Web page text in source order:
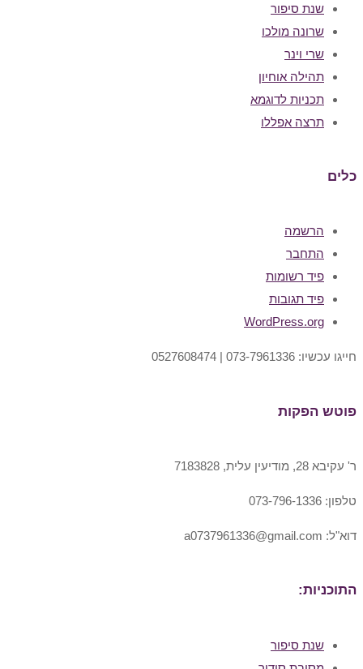
שנת סיפור
שרונה מולכו
שרי וינר
תהילה אוחיון
תכניות לדוגמא
תרצה אפללו
כלים
הרשמה
התחבר
פיד רשומות
פיד תגובות
WordPress.org
חייגו עכשיו: 073-7961336 | 0527608474
פוטש הפקות
ר' עקיבא 28, מודיעין עלית, 7183828
טלפון: 073-796-1336
דוא"ל: a0737961336@gmail.com
התוכניות:
שנת סיפור